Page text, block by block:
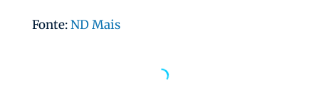
Fonte:ND Mais